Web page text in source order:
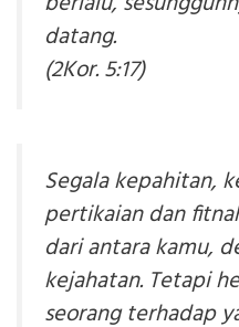
datang.
(2Kor. 5:17)
Segala kepahitan,
pertikaian dan
dari antara kamu,
kejahatan. Tetapi
seorang terhadap